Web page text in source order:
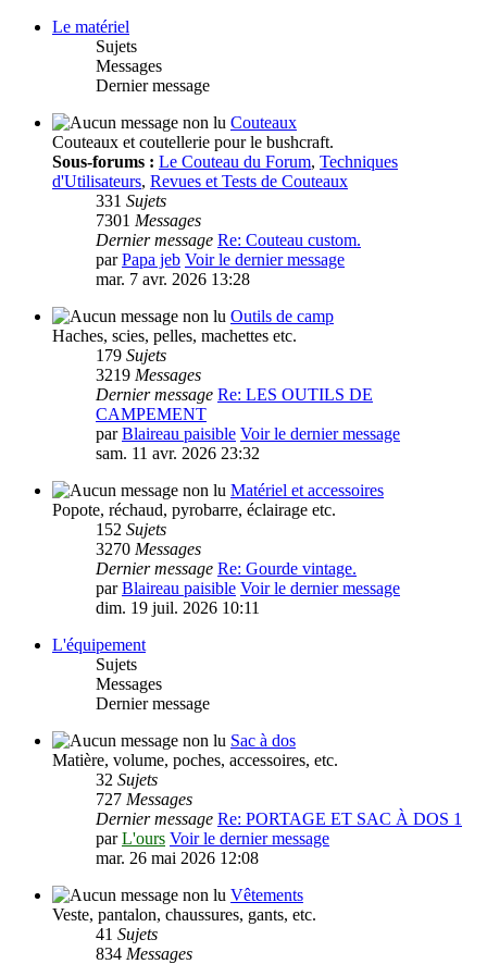
Le matériel
Sujets
Messages
Dernier message
Couteaux
Couteaux et coutellerie pour le bushcraft.
Sous-forums : Le Couteau du Forum, Techniques
d'Utilisateurs, Revues et Tests de Couteaux
331 Sujets
7301 Messages
Dernier message Re: Couteau custom.
parPapa jeb Voir le dernier message
mar. 7 avr. 2026 13:28
Outils de camp
Haches, scies, pelles, machettes etc.
179 Sujets
3219 Messages
Dernier message Re: LES OUTILS DE
CAMPEMENT
parBlaireau paisible Voir le dernier message
sam. 11 avr. 2026 23:32
Matériel et accessoires
Popote, réchaud, pyrobarre, éclairage etc.
152 Sujets
3270 Messages
Dernier message Re: Gourde vintage.
parBlaireau paisible Voir le dernier message
dim. 19 juil. 2026 10:11
L'équipement
Sujets
Messages
Dernier message
Sac à dos
Matière, volume, poches, accessoires, etc.
32 Sujets
727 Messages
Dernier message Re: PORTAGE ET SAC À DOS 1
parL'ours Voir le dernier message
mar. 26 mai 2026 12:08
Vêtements
Veste, pantalon, chaussures, gants, etc.
41 Sujets
834 Messages